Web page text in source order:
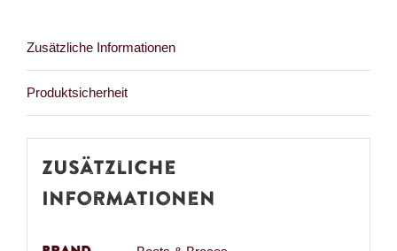
Zusätzliche Informationen
Produktsicherheit
Zusätzliche
Informationen